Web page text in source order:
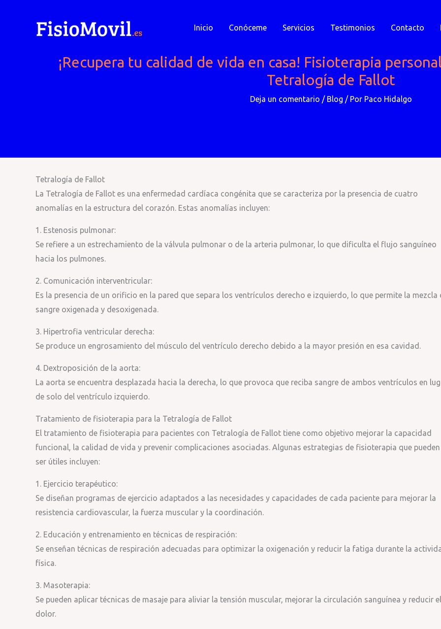
Inicio Conóceme Servicios Testimonios Contacto
¡Recupera tu calidad de vida en casa! Fisioterapia
Tetralogía de Fallot
Deja un comentario / Blog / Por Paco Hidalgo
Tetralogía de Fallot
La Tetralogía de Fallot es una enfermedad cardíaca congénita que se caracteriza por la presencia de cuatro
anomalías en la estructura del corazón. Estas anomalías incluyen:
1. Estenosis pulmonar:
Se refiere a un estrechamiento de la válvula pulmonar o de la arteria pulmonar, lo que dificulta el flujo sanguíneo
hacia los pulmones.
2. Comunicación interventricular:
Es la presencia de un orificio en la pared que separa los ventrículos derecho e izquierdo, lo que permite la mezcla
sangre oxigenada y desoxigenada.
3. Hipertrofia ventricular derecha:
Se produce un engrosamiento del músculo del ventrículo derecho debido a la mayor presión en esa cavidad.
4. Dextroposición de la aorta:
La aorta se encuentra desplazada hacia la derecha, lo que provoca que reciba sangre de ambos ventrículos en
de solo del ventrículo izquierdo.
Tratamiento de fisioterapia para la Tetralogía de Fallot
El tratamiento de fisioterapia para pacientes con Tetralogía de Fallot tiene como objetivo mejorar la capacidad
funcional, la calidad de vida y prevenir complicaciones asociadas. Algunas estrategias de fisioterapia que pueden
ser útiles incluyen:
1. Ejercicio terapéutico:
Se diseñan programas de ejercicio adaptados a las necesidades y capacidades de cada paciente para mejorar la
resistencia cardiovascular, la fuerza muscular y la coordinación.
2. Educación y entrenamiento en técnicas de respiración:
Se enseñan técnicas de respiración adecuadas para optimizar la oxigenación y reducir la fatiga durante la
física.
3. Masoterapia:
Se pueden aplicar técnicas de masaje para aliviar la tensión muscular, mejorar la circulación sanguínea y reducir el
dolor.